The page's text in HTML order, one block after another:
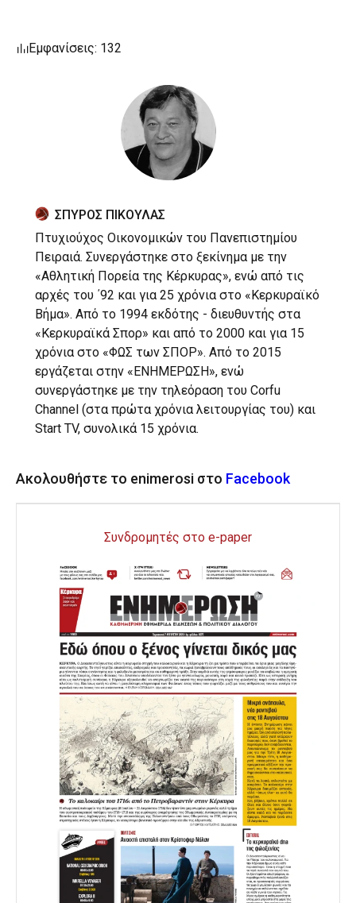
Εμφανίσεις: 132
ΣΠΥΡΟΣ ΠΙΚΟΥΛΑΣ
Πτυχιούχος Οικονομικών του Πανεπιστημίου
Πειραιά. Συνεργάστηκε στο ξεκίνημα με την
«Αθλητική Πορεία της Κέρκυρας», ενώ από τις
αρχές του ΄92 και για 25 χρόνια στο «Κερκυραϊκό
Βήμα». Από το 1994 εκδότης - διευθυντής στα
«Κερκυραϊκά Σπορ» και από το 2000 και για 15
χρόνια στο «ΦΩΣ των ΣΠΟΡ». Από το 2015
εργάζεται στην «ΕΝΗΜΕΡΩΣΗ», ενώ
συνεργάστηκε με την τηλεόραση του Corfu
Channel (στα πρώτα χρόνια λειτουργίας του) και
Start TV, συνολικά 15 χρόνια.
Ακολουθήστε το enimerosi στο Facebook
Συνδρομητές στο e-paper